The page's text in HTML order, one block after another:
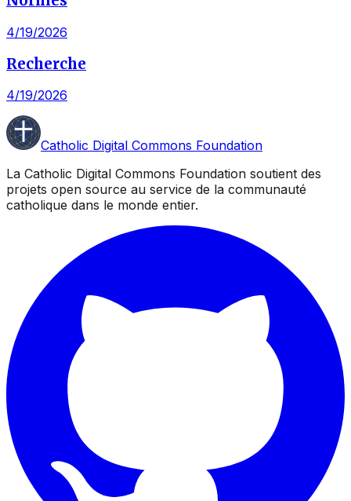
4/19/2026
Recherche
4/19/2026
Catholic Digital Commons Foundation
La Catholic Digital Commons Foundation soutient des
projets open source au service de la communauté
catholique dans le monde entier.